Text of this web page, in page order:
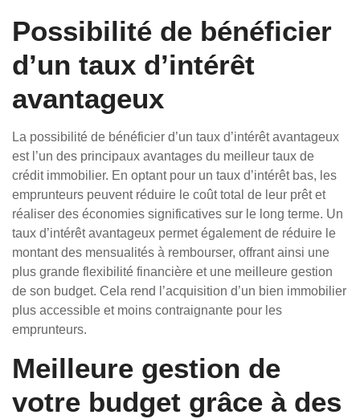
Possibilité de bénéficier
d’un taux d’intérêt
avantageux
La possibilité de bénéficier d’un taux d’intérêt avantageux
est l’un des principaux avantages du meilleur taux de
crédit immobilier. En optant pour un taux d’intérêt bas, les
emprunteurs peuvent réduire le coût total de leur prêt et
réaliser des économies significatives sur le long terme. Un
taux d’intérêt avantageux permet également de réduire le
montant des mensualités à rembourser, offrant ainsi une
plus grande flexibilité financière et une meilleure gestion
de son budget. Cela rend l’acquisition d’un bien immobilier
plus accessible et moins contraignante pour les
emprunteurs.
Meilleure gestion de
votre budget grâce à des